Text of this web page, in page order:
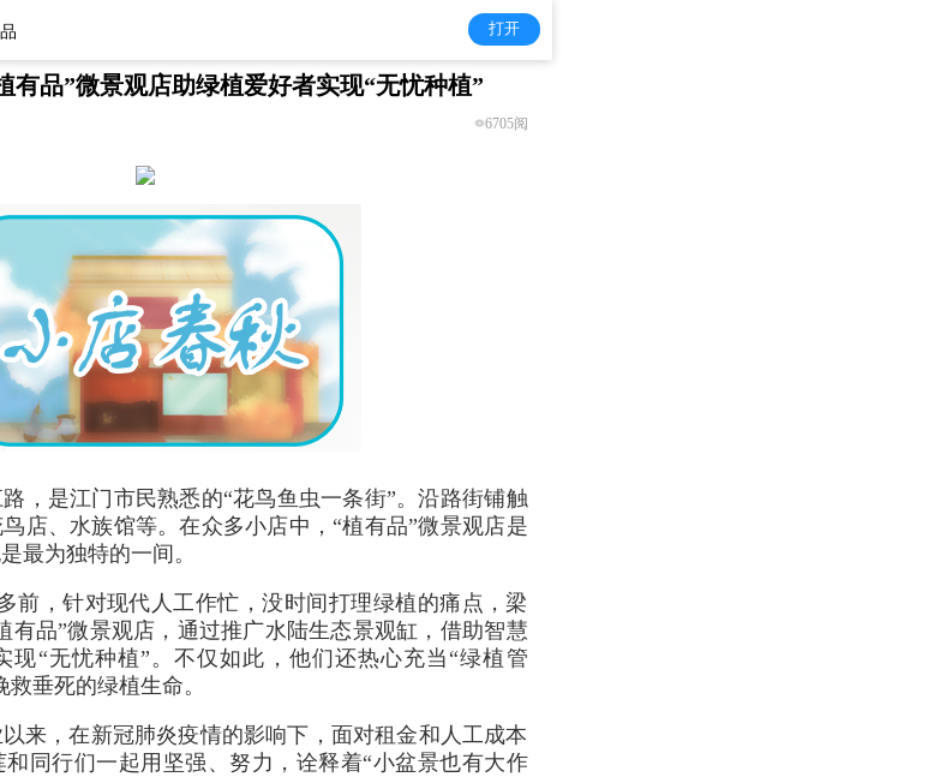
打开
有品”微景观店助绿植爱好者实现“无忧种植”
6705阅
，是江门市民熟悉的“花鸟鱼虫一条街”。沿路街铺触
店、水族馆等。在众多小店中，“植有品”微景观店是
最为独特的一间。
前，针对现代人工作忙，没时间打理绿植的痛点，梁
有品”微景观店，通过推广水陆生态景观缸，借助智慧
现“无忧种植”。不仅如此，他们还热心充当“绿植管
垂死的绿植生命。
来，在新冠肺炎疫情的影响下，面对租金和人工成本
同行们一起用坚强、努力，诠释着“小盆景也有大作